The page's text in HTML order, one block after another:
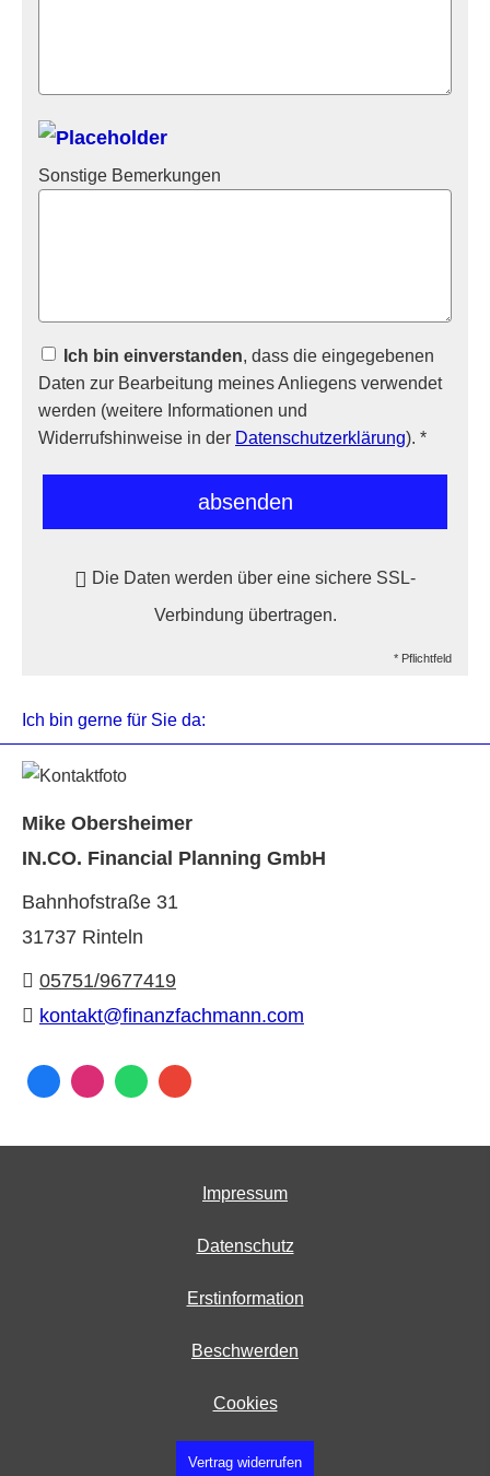
Sonstige Bemerkungen
Ich bin einverstanden, dass die eingegebenen
Daten zur Bearbeitung meines Anliegens verwendet
werden (weitere Informationen und
Widerrufshinweise in der Datenschutzerklärung). *
absenden
Die Daten werden über eine sichere SSL-
Verbindung übertragen.
* Pflichtfeld
Ich bin gerne für Sie da:
Mike Obersheimer
IN.CO. Financial Planning GmbH
Bahnhofstraße 31
31737 Rinteln
05751/9677419
kontakt@finanzfachmann.com
Impressum
Datenschutz
Erstinformation
Beschwerden
Cookies
Vertrag widerrufen